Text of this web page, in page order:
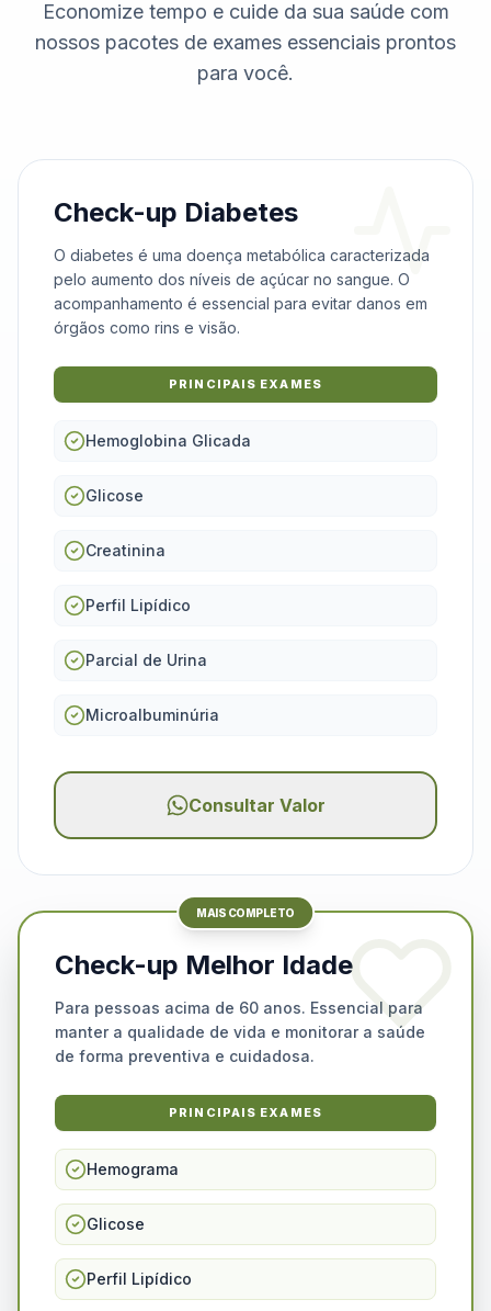
Economize tempo e cuide da sua saúde com
nossos pacotes de exames essenciais prontos
para você.
Check-up Diabetes
O diabetes é uma doença metabólica caracterizada
pelo aumento dos níveis de açúcar no sangue. O
acompanhamento é essencial para evitar danos em
órgãos como rins e visão.
PRINCIPAIS EXAMES
Hemoglobina Glicada
Glicose
Creatinina
Perfil Lipídico
Parcial de Urina
Microalbuminúria
Consultar Valor
MAIS COMPLETO
Check-up Melhor Idade
Para pessoas acima de 60 anos. Essencial para
manter a qualidade de vida e monitorar a saúde
de forma preventiva e cuidadosa.
PRINCIPAIS EXAMES
Hemograma
Glicose
Perfil Lipídico